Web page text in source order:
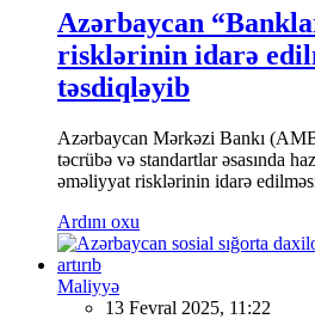
Azərbaycan
risklərinin idarə
təsdiqləyib
Azərbaycan Mərkəzi Bankı
təcrübə və standartlar əsasında
əməliyyat risklərinin idarə
Ardını oxu
Maliyyə
13 Fevral 2025, 11:22